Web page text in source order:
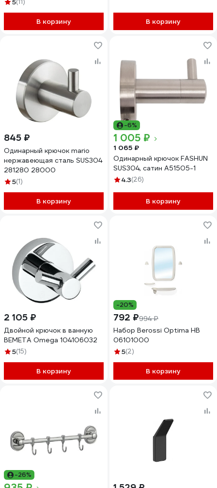
5(11)
В корзину В корзину
845 ₽
Одинарный крючок mario
нержавеющая сталь SUS304
281280 28000
5(1)
В корзину
-6%
1 005 ₽
1 065 ₽
Одинарный крючок FASHUN
SUS304, сатин A51505-1
4.3(26)
В корзину
2 105 ₽
Двойной крючок в ванную
BEMETA Omega 104106032
5(15)
В корзину
-20%
792 ₽994 ₽
Набор Berossi Optima НВ
06101000
5(2)
В корзину
-26%